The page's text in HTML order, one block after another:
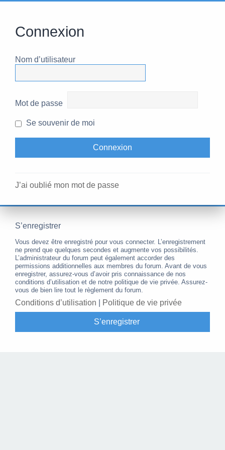
Connexion
Nom d’utilisateur
Mot de passe
Se souvenir de moi
J’ai oublié mon mot de passe
S’enregistrer
Vous devez être enregistré pour vous connecter. L’enregistrement
ne prend que quelques secondes et augmente vos possibilités.
L’administrateur du forum peut également accorder des
permissions additionnelles aux membres du forum. Avant de vous
enregistrer, assurez-vous d’avoir pris connaissance de nos
conditions d’utilisation et de notre politique de vie privée. Assurez-
vous de bien lire tout le règlement du forum.
Conditions d’utilisation Politique de vie privée
S’enregistrer